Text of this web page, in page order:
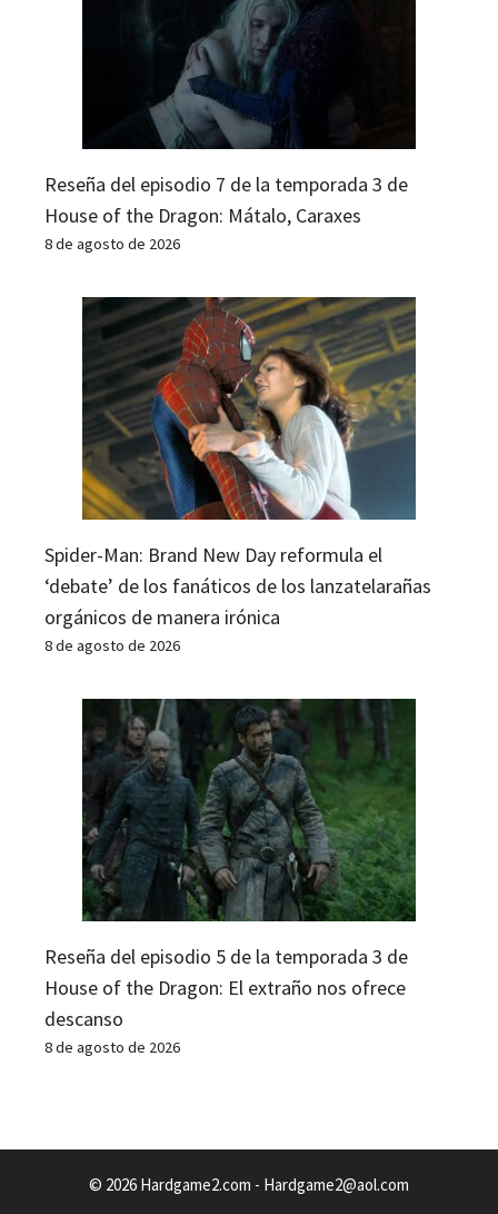
Reseña del episodio 7 de la temporada 3 de
House of the Dragon: Mátalo, Caraxes
8 de agosto de 2026
Spider-Man: Brand New Day reformula el
‘debate’ de los fanáticos de los lanzatelarañas
orgánicos de manera irónica
8 de agosto de 2026
Reseña del episodio 5 de la temporada 3 de
House of the Dragon: El extraño nos ofrece
descanso
8 de agosto de 2026
© 2026 Hardgame2.com - Hardgame2@aol.com